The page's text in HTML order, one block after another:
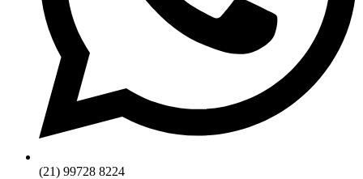
(21) 99728 8224